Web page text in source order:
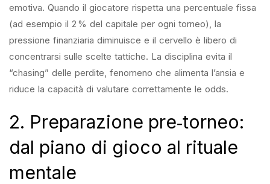
emotiva. Quando il giocatore rispetta una percentuale fissa
(ad esempio il 2 % del capitale per ogni torneo), la
pressione finanziaria diminuisce e il cervello è libero di
concentrarsi sulle scelte tattiche. La disciplina evita il
“chasing” delle perdite, fenomeno che alimenta l’ansia e
riduce la capacità di valutare correttamente le odds.
2. Preparazione pre‑torneo:
dal piano di gioco al rituale
mentale